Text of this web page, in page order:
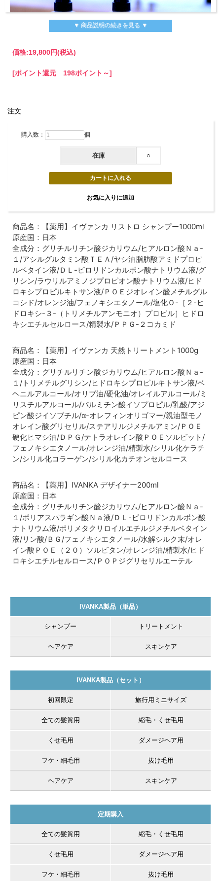
セット内容のご案内
リストロシャンプー1000ml
毛髪内部のコルテックスのバランスを整えて、ウネリのある
髪をしなやかで扱いやすい髪へと導くクセ毛用シャンプー。
天然トリートメント1000g
髪と頭皮の健康を考えた無添加・無着色・無香料のトリート
メントで、傷んで髪から流れ出た天然成分を再び髪へ戻し同
化させます。
▼ 商品説明の続きを見る ▼
価格:19,800円(税込)
[ポイント還元 198ポイント～]
注文
購入数： 個
在庫 ○
商品名：【薬用】イヴァンカ リストロ シャンプー1000ml
原産国：日本
全成分：グリチルリチン酸ジカリウム/ヒアルロン酸Ｎａ-
１/アシルグルタミン酸ＴＥＡ/ヤシ油脂肪酸アミドプロピ
ルベタイン液/ＤＬ-ピロリドンカルボン酸ナトリウム液/グ
リシン/ラウリルアミノジプロピオン酸ナトリウム液/ヒド
ロキシプロピルキトサン液/ＰＯＥジオレイン酸メチルグル
コシド/オレンジ油/フェノキシエタノール/塩化Ｏ-［２-ヒ
ドロキシ-３-（トリメチルアンモニオ）プロピル］ヒドロ
キシエチルセルロース/精製水/ＰＰＧ-２コカミド
商品名：【薬用】イヴァンカ 天然トリートメント1000g
原産国：日本
全成分：グリチルリチン酸ジカリウム/ヒアルロン酸Ｎａ-
１/トリメチルグリシン/ヒドロキシプロピルキトサン液/ベ
ヘニルアルコール/オリブ油/硬化油/オレイルアルコール/ミ
リスチルアルコール/パルミチン酸イソプロピル/乳酸/アジ
ピン酸ジイソブチル/α-オレフィンオリゴマー/親油型モノ
オレイン酸グリセリル/ステアリルジメチルアミン/ＰＯＥ
硬化ヒマシ油/ＤＰＧ/テトラオレイン酸ＰＯＥソルビット/
フェノキシエタノール/オレンジ油/精製水/シリル化ケラチ
ン/シリル化コラーゲン/シリル化カチオンセルロース
商品名：【薬用】IVANKA デザイナー200ml
原産国：日本
全成分：グリチルリチン酸ジカリウム/ヒアルロン酸Ｎａ-
１/ポリアスパラギン酸Ｎａ液/ＤＬ-ピロリドンカルボン酸
ナトリウム液/ポリメタクリロイルエチルジメチルベタイン
液/リン酸/ＢＧ/フェノキシエタノール/水解シルク末/オレ
イン酸ＰＯＥ（２０）ソルビタン/オレンジ油/精製水/ヒド
ロキシエチルセルロース/ＰＯＰジグリセリルエーテル
IVANKA製品（単品）
シャンプー トリートメント
ヘアケア スキンケア
IVANKA製品（セット）
初回限定 旅行用ミニサイズ
全ての髪質用 縮毛・くせ毛用
くせ毛用 ダメージヘア用
フケ・細毛用 抜け毛用
ヘアケア スキンケア
定期購入
全ての髪質用 縮毛・くせ毛用
くせ毛用 ダメージヘア用
フケ・細毛用 抜け毛用